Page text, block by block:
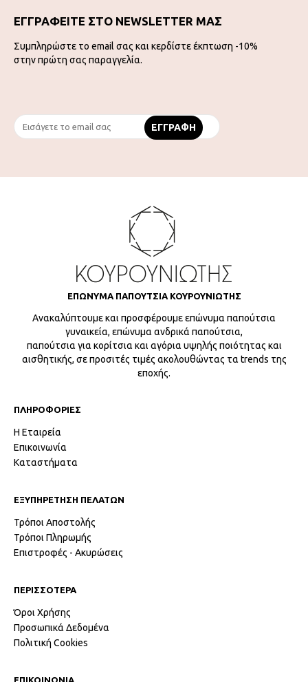
ΕΓΓΡΑΦΕΙΤΕ ΣΤΟ NEWSLETTER ΜΑΣ
Συμπληρώστε το email σας και κερδίστε έκπτωση -10%
στην πρώτη σας παραγγελία.
ΕΠΩΝΥΜΑ ΠΑΠΟΥΤΣΙΑ ΚΟΥΡΟΥΝΙΩΤΗΣ
Ανακαλύπτουμε και προσφέρουμε επώνυμα παπούτσια
γυναικεία, επώνυμα ανδρικά παπούτσια,
παπούτσια για κορίτσια και αγόρια υψηλής ποιότητας και
αισθητικής, σε προσιτές τιμές ακολουθώντας τα trends της
εποχής.
ΠΛΗΡΟΦΟΡΙΕΣ
Η Εταιρεία
Επικοινωνία
Καταστήματα
ΕΞΥΠΗΡΕΤΗΣΗ ΠΕΛΑΤΩΝ
Τρόποι Αποστολής
Τρόποι Πληρωμής
Επιστροφές - Ακυρώσεις
ΠΕΡΙΣΣΟΤΕΡΑ
Όροι Χρήσης
Προσωπικά Δεδομένα
Πολιτική Cookies
ΕΠΙΚΟΙΝΩΝΙΑ